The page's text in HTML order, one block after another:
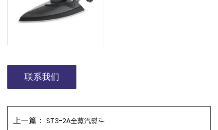
联系我们
上一篇： ST3-2A全蒸汽熨斗